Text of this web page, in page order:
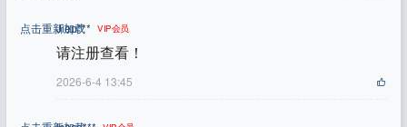
点击重新加载
Jiep*** VIP会员
请注册查看！
2026-6-4 13:45